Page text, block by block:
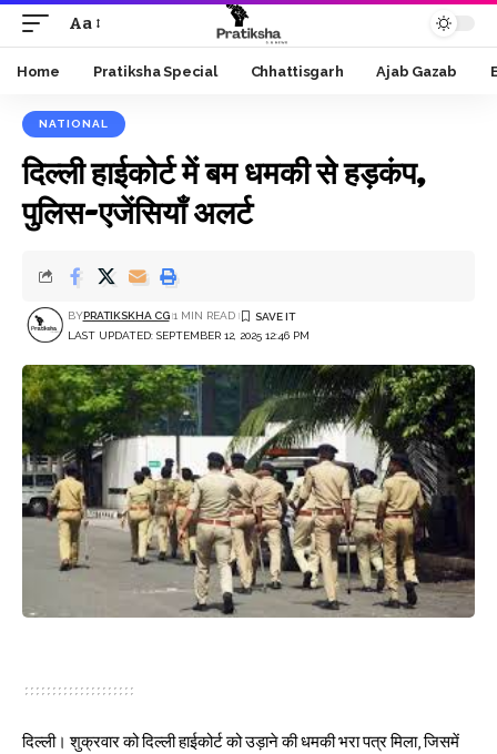
Font
Resizer
Aa
Home Pratiksha Special Chhattisgarh Ajab Gazab
NATIONAL
दिल्ली हाईकोर्ट में बम धमकी से हड़कंप,
पुलिस-एजेंसियाँ अलर्ट
LAST UPDATED: SEPTEMBER 12, 2025 12:46 PM
BYPRATIKSKHA CG 1 MIN READ
दिल्ली। शुक्रवार को दिल्ली हाईकोर्ट को उड़ाने की धमकी भरा पत्र मिला, जिसमें